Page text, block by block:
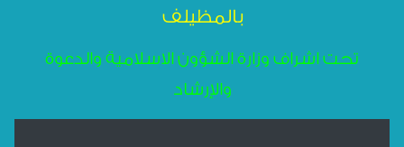
بالمظيلف
تحت اشراف وزارة الشؤون الاسلامية والدعوة
والإرشاد